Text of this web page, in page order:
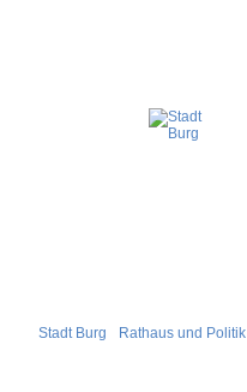
Stadt Burg Rathaus und Politik